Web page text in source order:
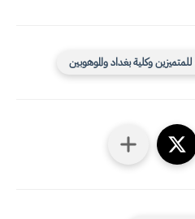
وكلية بغداد والموهوبين